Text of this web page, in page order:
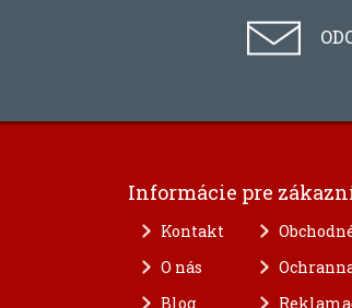
Informácie pre
Kontakt
O nás
Blog